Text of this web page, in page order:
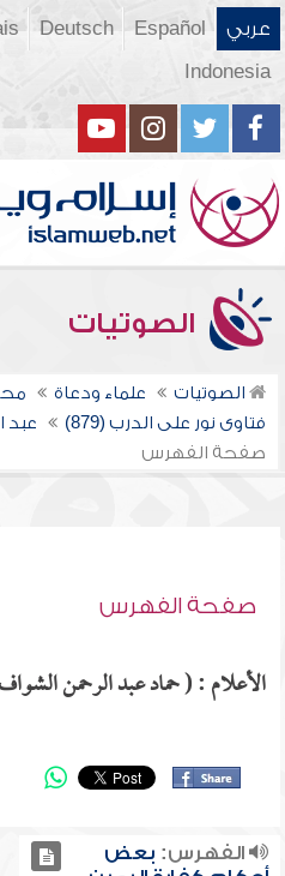
عربي Español
Deutsch
Indonesia
الصوتيات
الصوتيات علماء ودعاة
فتاوى نور على الدرب (879)
عبد
صفحة الفهرس
صفحة الفهرس
الأعلام : ( حماد عبد الرحمن
الفهرس: بعض